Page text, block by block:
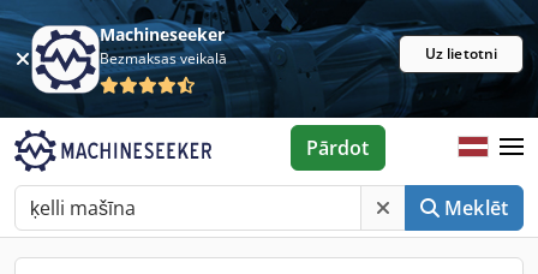
Machineseeker
Bezmaksas veikalā Uz lietotni
Meklēt
Pārdot